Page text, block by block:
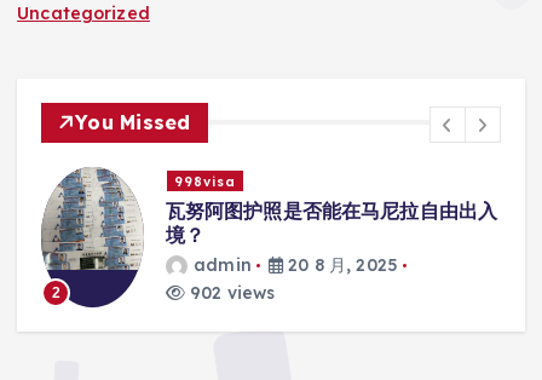
Uncategorized
You Missed
3
998visa
瓦努阿图护照是否能在马尼拉使用国际
学校的注册？
admin
20 8 月, 2025
817 views